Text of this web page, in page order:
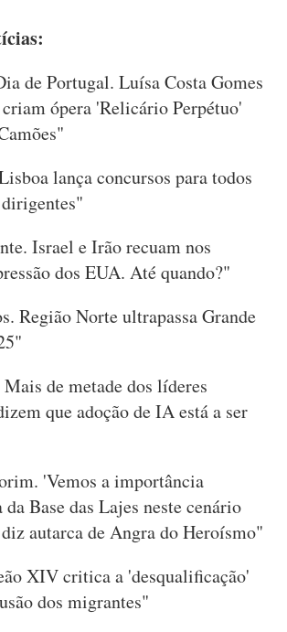
de Portugal. Luísa Costa Gomes
ópera 'Relicário Perpétuo'
lança concursos para todos
Israel e Irão recuam nos
dos EUA. Até quando?"
Região Norte ultrapassa Grande
de metade dos líderes
que adoção de IA está a ser
'Vemos a importância
da Base das Lajes neste cenário
autarca de Angra do Heroísmo"
XIV critica a 'desqualificação'
dos migrantes"